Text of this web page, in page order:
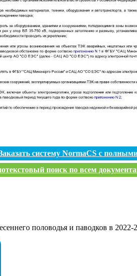
систему NormaCS с
поиск по всем
половодья и паводков в 2022-